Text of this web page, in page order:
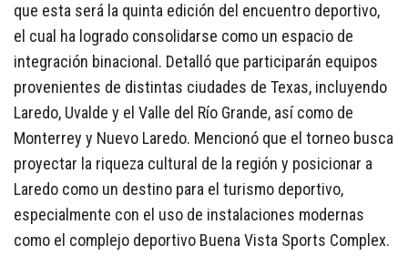
que esta será la quinta edición del encuentro deportivo,
el cual ha logrado consolidarse como un espacio de
integración binacional. Detalló que participarán equipos
provenientes de distintas ciudades de Texas, incluyendo
Laredo, Uvalde y el Valle del Río Grande, así como de
Monterrey y Nuevo Laredo. Mencionó que el torneo busca
proyectar la riqueza cultural de la región y posicionar a
Laredo como un destino para el turismo deportivo,
especialmente con el uso de instalaciones modernas
como el complejo deportivo Buena Vista Sports Complex.